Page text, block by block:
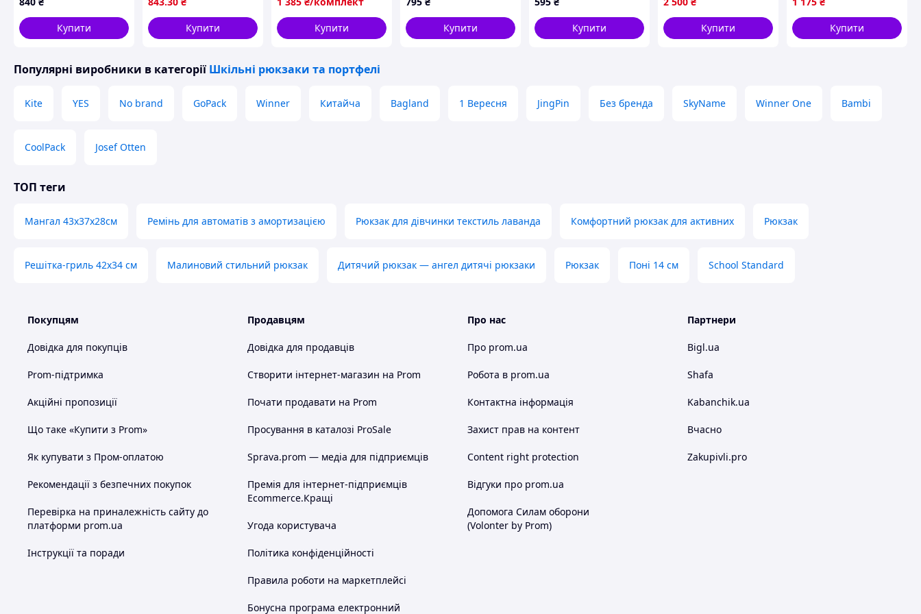
D15-2025
Купити
Купити
л рюкзак для дівчинки
на щодень якісний
рюкзак
Купити
Купити
Купити
каркас, світловідбивні
елементи, б/в у
відмінному стані
Купити
водонепроникний із
нейлонуКупити
Популярні виробники в категорії Шкільні рюкзаки та портфелі
Kite YES No brand GoPack Winner Китайча Bagland 1 Вересня JingPin Без бренда SkyName Winner One Bambi
CoolPack Josef Otten
ТОП теги
Мангал 43х37х28см Ремінь для автоматів з амортизацією Рюкзак для дівчинки текстиль лаванда Комфортний рюкзак для активних Рюкзак
Решітка-гриль 42х34 см Малиновий стильний рюкзак Дитячий рюкзак — ангел дитячі рюкзаки Рюкзак Поні 14 см School Standard
Покупцям
Довідка для покупців
Prom-підтримка
Акційні пропозиції
Що таке «Купити з Prom»
Як купувати з Пром-оплатою
Рекомендації з безпечних покупок
Перевірка на приналежність сайту до
платформи prom.ua
Інструкції та поради
Продавцям
Довідка для продавців
Створити інтернет-магазин на Prom
Почати продавати на Prom
Просування в каталозі ProSale
Sprava.prom — медіа для підприємців
Премія для інтернет-підприємців
Ecommerce.Кращі
Угода користувача
Політика конфіденційності
Правила роботи на маркетплейсі
Бонусна програма електронний
Про нас
Про prom.ua
Робота в prom.ua
Контактна інформація
Захист прав на контент
Content right protection
Відгуки про prom.ua
Допомога Силам оборони
(Volonter by Prom)
Партнери
Bigl.ua
Shafa
Kabanchik.ua
Вчасно
Zakupivli.pro